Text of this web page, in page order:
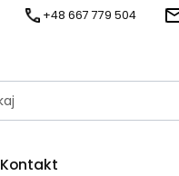
+48 667 779 504
Kontakt